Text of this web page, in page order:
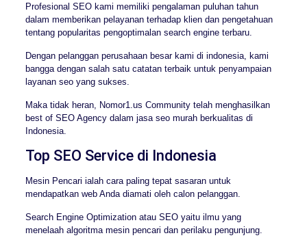
Profesional SEO kami memiliki pengalaman puluhan tahun
dalam memberikan pelayanan terhadap klien dan pengetahuan
tentang popularitas pengoptimalan search engine terbaru.
Dengan pelanggan perusahaan besar kami di indonesia, kami
bangga dengan salah satu catatan terbaik untuk penyampaian
layanan seo yang sukses.
Maka tidak heran, Nomor1.us Community telah menghasilkan
best of SEO Agency dalam jasa seo murah berkualitas di
Indonesia.
Top SEO Service di Indonesia
Mesin Pencari ialah cara paling tepat sasaran untuk
mendapatkan web Anda diamati oleh calon pelanggan.
Search Engine Optimization atau SEO yaitu ilmu yang
menelaah algoritma mesin pencari dan perilaku pengunjung.